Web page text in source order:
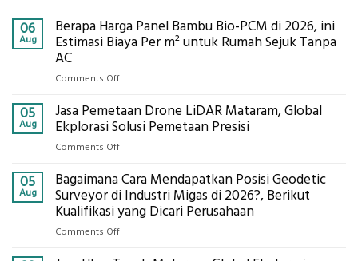
Pemasangan
Bowplank
Ukur
Presisi
untuk
Akurat
06
Aug
Berapa Harga Panel Bambu Bio-PCM di 2026, ini
Estimasi Biaya Per m² untuk Rumah Sejuk Tanpa
AC
Comments Offon
Harga
Panel
di
2026,
ini
Estimasi
05
Aug
Jasa Pemetaan Drone LiDAR Mataram, Global
Ekplorasi Solusi Pemetaan Presisi
Comments Offon
Pemetaan
Drone
LiDAR
Mataram,
05
Aug
Bagaimana Cara Mendapatkan Posisi Geodetic
Surveyor di Industri Migas di 2026?, Berikut
Kualifikasi yang Dicari Perusahaan
Comments Offon